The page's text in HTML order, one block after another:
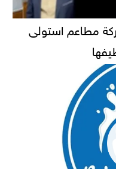
مطاعم استولى